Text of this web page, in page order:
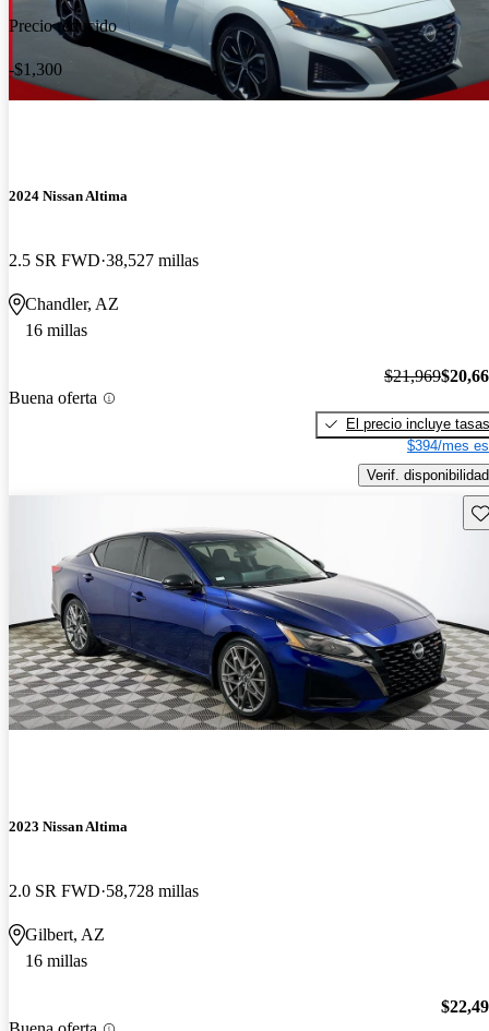
Precio reducido
-$1,300
2024 Nissan Altima
2.5 SR FWD 38,527 millas
Chandler, AZ
16 millas
Buena oferta
$21,969
El precio incluye tasas
$394/mes
Verif. disponibilidad
2023 Nissan Altima
2.0 SR FWD 58,728 millas
Gilbert, AZ
16 millas